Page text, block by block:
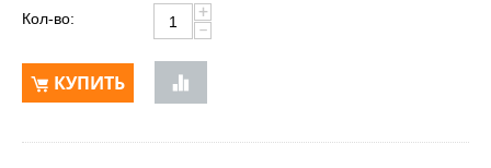
Кол-во:
+
−
КУПИТЬ